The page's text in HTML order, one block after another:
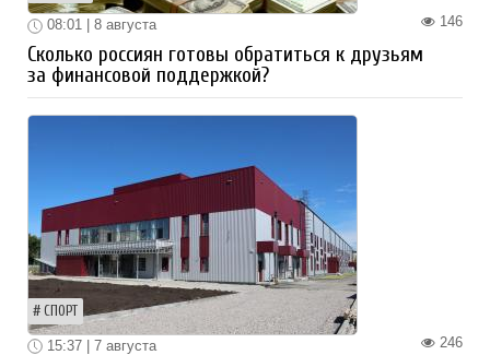
146
08:01 | 8 августа
Сколько россиян готовы обратиться к друзьям
за финансовой поддержкой?
СПОРТ
246
15:37 | 7 августа